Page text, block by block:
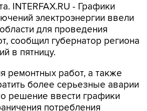
INTERFAX.RU - Графики
электроэнергии ввели
для проведения
сообщил губернатор региона
в пятницу.
ремонтных работ, а также
более серьезные аварии
решение ввести графики
потребления